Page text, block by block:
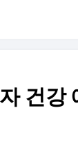
건강